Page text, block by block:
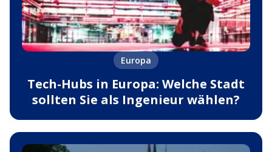
Europa
Tech-Hubs in Europa: Welche Stadt
sollten Sie als Ingenieur wählen?